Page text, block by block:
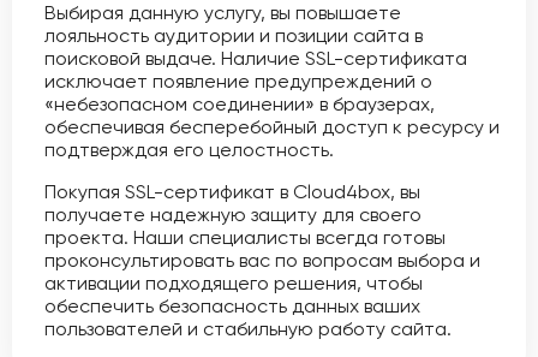
Выбирая данную услугу, вы повышаете
лояльность аудитории и позиции сайта в
поисковой выдаче. Наличие SSL-сертификата
исключает появление предупреждений о
«небезопасном соединении» в браузерах,
обеспечивая бесперебойный доступ к ресурсу и
подтверждая его целостность.
Покупая SSL-сертификат в Cloud4box, вы
получаете надежную защиту для своего
проекта. Наши специалисты всегда готовы
проконсультировать вас по вопросам выбора и
активации подходящего решения, чтобы
обеспечить безопасность данных ваших
пользователей и стабильную работу сайта.